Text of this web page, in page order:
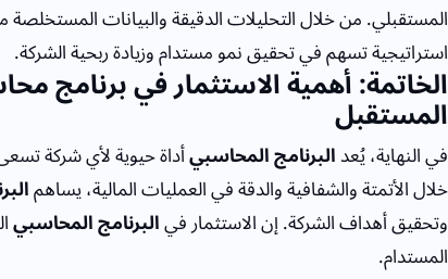
المستقبلي. من خلال التحليلات الدقيقة والبيانات
استراتيجية تسهم في تحقيق نمو مستدام وزيادة ربحية الشركة.
الخاتمة: أهمية الاستثمار في برنامج
المستقبل
في النهاية، يُعدالبرنامج المحاسبيأداة حيوية لأي شركة
خلال الأتمتة والشفافية والدقة في العمليات المالية، يساهم
وتحقيق أهداف الشركة. إن الاستثمار فيالبرنامج المحاسبي
المستدام.